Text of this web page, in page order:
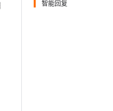
智能回复